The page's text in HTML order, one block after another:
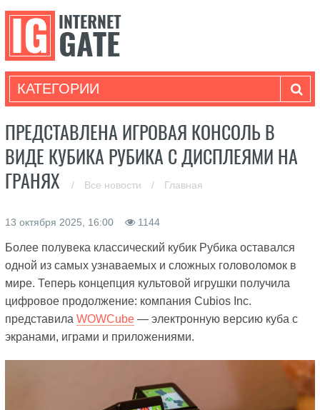
КАТЕГОРИИ
ПРЕДСТАВЛЕНА ИГРОВАЯ КОНСОЛЬ В
ВИДЕ КУБИКА РУБИКА С ДИСПЛЕЯМИ НА
ГРАНЯХ
/ Все новости / Главная
13 октября 2025, 16:00 1144
Более полувека классический кубик Рубика оставался
одной из самых узнаваемых и сложных головоломок в
мире. Теперь концепция культовой игрушки получила
цифровое продолжение: компания Cubios Inc.
представила WOWCube— электронную версию куба с
экранами, играми и приложениями.